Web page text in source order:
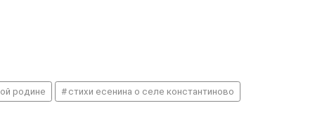
родине стихи есенина о селе константиново